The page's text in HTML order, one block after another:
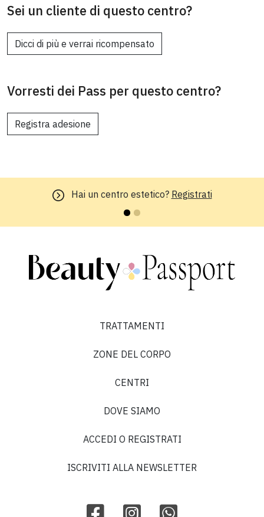
Sei un cliente di questo centro?
Dicci di più e verrai ricompensato
Vorresti dei Pass per questo centro?
Registra adesione
Hai un centro estetico? Registrati
TRATTAMENTI
ZONE DEL CORPO
CENTRI
DOVE SIAMO
ACCEDI O REGISTRATI
ISCRIVITI ALLA NEWSLETTER